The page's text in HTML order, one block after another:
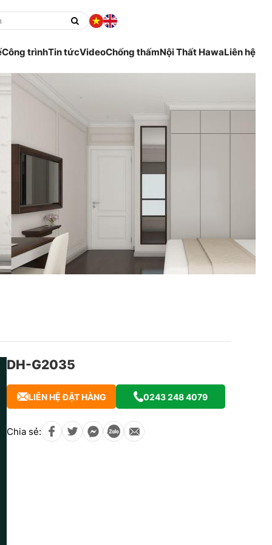
Công trìnhTin tứcVideoChống thấmNội Thất HawaLiên hệ
DH-G2035
LIÊN HỆ ĐẶT HÀNG 0243 248 4079
Chia sẻ: